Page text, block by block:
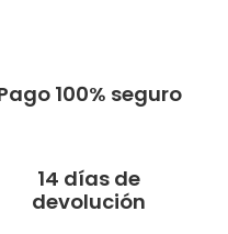
100% seguro
14 días de
devolución